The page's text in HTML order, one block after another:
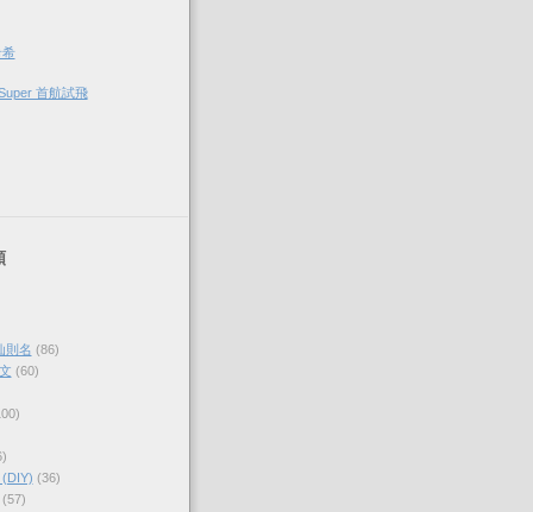
首航試飛
則名 (86)
(60)
(36)
(57)